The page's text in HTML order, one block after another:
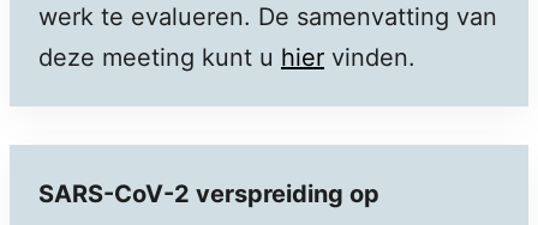
werk te evalueren. De samenvatting van
deze meeting kunt u hier vinden.
SARS-CoV-2 verspreiding op